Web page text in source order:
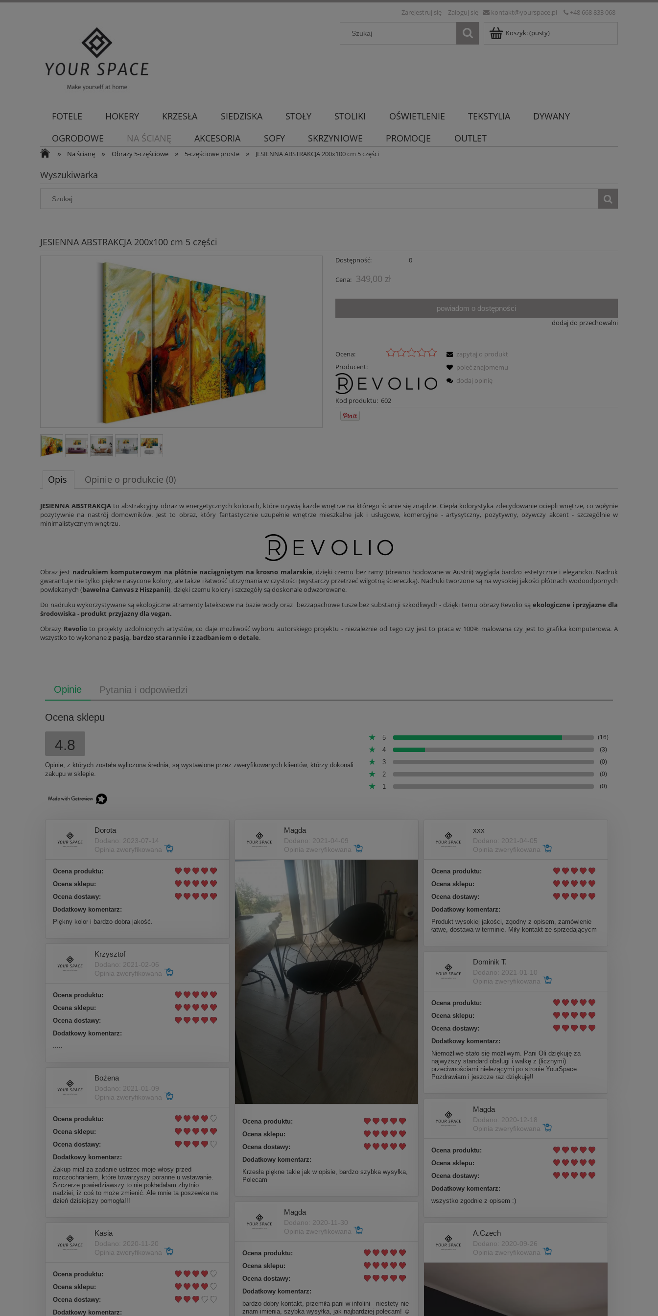
kontakt@yourspace.pl +48 668 833 068
Zarejestruj się Zaloguj się
Koszyk:(pusty)
FOTELE HOKERY KRZESŁA SIEDZISKA STOŁY STOLIKI OŚWIETLENIE TEKSTYLIA
DYWANY
OGRODOWE
NA ŚCIANĘ AKCESORIA SOFY SKRZYNIOWE PROMOCJE OUTLET
» Na ścianę » Obrazy 5-częściowe » 5-częściowe proste » JESIENNA ABSTRAKCJA 200x100 cm 5 części
Wyszukiwarka
JESIENNA ABSTRAKCJA 200x100 cm 5 części
Dostępność: 0
Cena: 349,00 zł
powiadom o dostępności
dodaj do przechowalni
Ocena:
Producent:
Kod produktu: 602
zapytaj o produkt
poleć znajomemu
dodaj opinię
Opis Opinie o produkcie (0)
JESIENNA ABSTRAKCJA to abstrakcyjny obraz w energetycznych kolorach, które ożywią każde wnętrze na którego ścianie się znajdzie. Ciepła kolorystyka zdecydowanie ociepli wnętrze, co wpłynie
pozytywnie na nastrój domowników. Jest to obraz, który fantastycznie uzupełnie wnętrze mieszkalne jak i usługowe, komercyjne - artysytczny, pozytywny, ożywczy akcent - szczególnie w
minimalistycznym wnętrzu.
Obraz jest nadrukiem komputerowym na płótnie naciągniętym na krosno malarskie, dzięki czemu bez ramy (drewno hodowane w Austrii) wygląda bardzo estetycznie i elegancko. Nadruk
gwarantuje nie tylko piękne nasycone kolory, ale także i łatwość utrzymania w czystości (wystarczy przetrzeć wilgotną ściereczką). Nadruki tworzone są na wysokiej jakości płótnach wodoodpornych
powlekanych (bawełna Canvas z Hiszpanii), dzięki czemu kolory i szczegóły są doskonale odwzorowane.
Do nadruku wykorzystywane są ekologiczne atramenty lateksowe na bazie wody oraz bezzapachowe tusze bez substancji szkodliwych - dzięki temu obrazy Revolio są ekologiczne i przyjazne dla
środowiska - produkt przyjazny dla vegan.
Obrazy Revolioto projekty uzdolnionych artystów, co daje możliwość wyboru autorskiego projektu - niezależnie od tego czy jest to praca w 100% malowana czy jest to grafika komputerowa. A
wszystko to wykonanez pasją, bardzo starannie i z zadbaniem o detale.
Opinie Pytania i odpowiedzi
Ocena sklepu
4.8
Opinie, z których została wyliczona średnia, są wystawione przez zweryfikowanych klientów, którzy dokonali
zakupu w sklepie.
5 (16)
4 (3)
3 (0)
2 (0)
1 (0)
Dorota
Dodano: 2023-07-14
Opinia zweryfikowana
Ocena produktu:
Ocena sklepu:
Ocena dostawy:
Dodatkowy komentarz:
Piękny kolor i bardzo dobra jakość.
Magda
Dodano: 2021-04-09
Opinia zweryfikowana
Ocena produktu:
Ocena sklepu:
Ocena dostawy:
Dodatkowy komentarz:
Krzesła piękne takie jak w opisie, bardzo szybka wysyłka,
Polecam
xxx
Dodano: 2021-04-05
Opinia zweryfikowana
Ocena produktu:
Ocena sklepu:
Ocena dostawy:
Dodatkowy komentarz:
Produkt wysokiej jakości, zgodny z opisem, zamówienie
łatwe, dostawa w terminie. Miły kontakt ze sprzedającycm
Krzysztof
Dodano: 2021-02-06
Opinia zweryfikowana
Ocena produktu:
Ocena sklepu:
Ocena dostawy:
Dodatkowy komentarz:
Dominik T.
Dodano: 2021-01-10
Opinia zweryfikowana
Ocena produktu:
Ocena sklepu:
Ocena dostawy:
Dodatkowy komentarz:
Niemożliwe stało się możliwym. Pani Oli dziękuję za
najwyższy standard obsługi i walkę z (licznymi)
przeciwnościami nieleżącymi po stronie YourSpace.
Pozdrawiam i jeszcze raz dziękuję!!
Bożena
Dodano: 2021-01-09
Opinia zweryfikowana
Ocena produktu:
Ocena sklepu:
Ocena dostawy:
Dodatkowy komentarz:
Zakup miał za zadanie ustrzec moje włosy przed
rozczochraniem, które towarzyszy poranne u wstawanie.
Szczerze powiedziawszy to nie pokładałam zbytnio
nadziei, iż coś to może zmienić. Ale mnie ta poszewka na
dzień dzisiejszy pomogła!!!
Magda
Dodano: 2020-12-18
Opinia zweryfikowana
Ocena produktu:
Ocena sklepu:
Ocena dostawy:
Dodatkowy komentarz:
wszystko zgodnie z opisem :)
Magda
Dodano: 2020-11-30
Opinia zweryfikowana
Ocena produktu:
Ocena sklepu:
Ocena dostawy:
Dodatkowy komentarz:
bardzo dobry kontakt, przemiła pani w infolini - niestety nie
znam imienia, szybka wysyłka, jak najbardziej polecam! ☺️
Kasia
Dodano: 2020-11-20
Opinia zweryfikowana
Ocena produktu:
Ocena sklepu:
Ocena dostawy:
Dodatkowy komentarz:
A.Czech
Dodano: 2020-09-26
Opinia zweryfikowana